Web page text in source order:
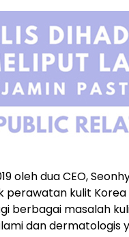
oleh dua CEO,
perawatan kulit
berbagai masalah
dan dermatologis